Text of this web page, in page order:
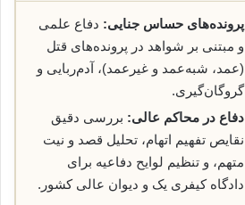
پرونده‌های حساس جنایی: دفاع علمی
و مبتنی بر شواهد در پرونده‌های قتل
(عمد، شبه‌عمد و غیرعمد)، آدم‌ربایی و
گروگان‌گیری.
دفاع در محاکم عالی: بررسی دقیق
نقایص تفهیم اتهام، تحلیل قصد و نیت
متهم، و تنظیم لوایح دفاعیه برای
دادگاه کیفری یک و دیوان عالی کشور.